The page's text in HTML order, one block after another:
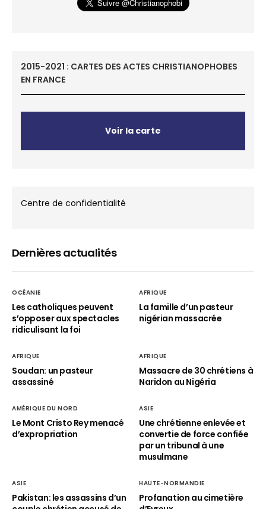
2015-2021 : CARTES DES ACTES CHRISTIANOPHOBES
EN FRANCE
Voir la carte
Centre de confidentialité
Dernières actualités
OCÉANIE
Les catholiques peuvent
s’opposer aux spectacles
ridiculisant la foi
AFRIQUE
La famille d’un pasteur
nigérian massacrée
AFRIQUE
Soudan: un pasteur
assassiné
AFRIQUE
Massacre de 30 chrétiens à
Naridon au Nigéria
AMÉRIQUE DU NORD
Le Mont Cristo Rey menacé
d’expropriation
ASIE
Une chrétienne enlevée et
convertie de force confiée
par un tribunal à une
musulmane
ASIE
Pakistan: les assassins d’un
HAUTE-NORMANDIE
Profanation au cimetière